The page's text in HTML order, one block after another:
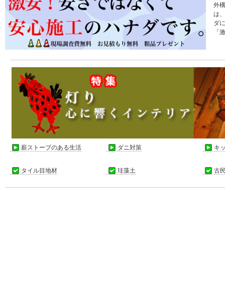
外
は
ダ
「
薪ストーブのある生活 ダニ対策 キ
タイル目地材 珪藻土 古